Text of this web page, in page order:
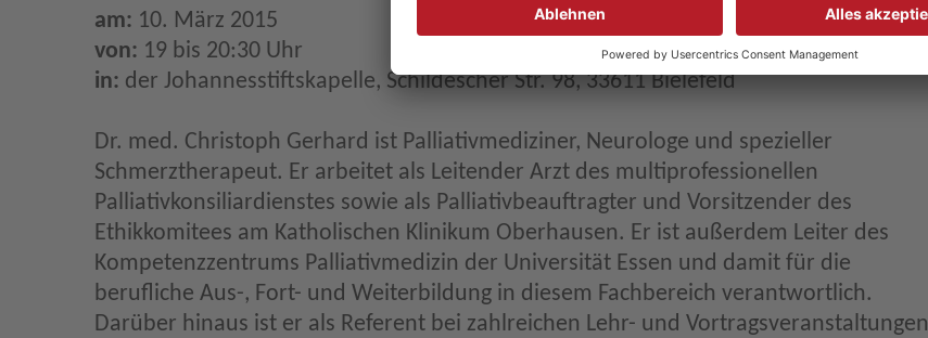
am: 10. März 2015
von: 19 bis 20:30 Uhr
in: der Johannesstiftskapelle, Schildescher Str. 98, 33611 Bielefeld
Dr. med. Christoph Gerhard ist Palliativmediziner, Neurologe und spezieller
Schmerztherapeut. Er arbeitet als Leitender Arzt des multiprofessionellen
Palliativkonsiliardienstes sowie als Palliativbeauftragter und Vorsitzender des
Ethikkomitees am Katholischen Klinikum Oberhausen. Er ist außerdem Leiter des
Kompetenzzentrums Palliativmedizin der Universität Essen und damit für die
berufliche Aus-, Fort- und Weiterbildung in diesem Fachbereich verantwortlich.
Darüber hinaus ist er als Referent bei zahlreichen Lehr- und Vortragsveranstaltungen